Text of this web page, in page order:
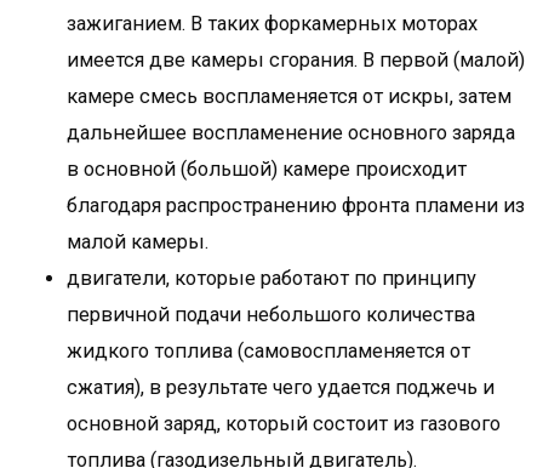
зажиганием. В таких форкамерных моторах
имеется две камеры сгорания. В первой (малой)
камере смесь воспламеняется от искры, затем
дальнейшее воспламенение основного заряда
в основной (большой) камере происходит
благодаря распространению фронта пламени из
малой камеры.
двигатели, которые работают по принципу
первичной подачи небольшого количества
жидкого топлива (самовоспламеняется от
сжатия), в результате чего удается поджечь и
основной заряд, который состоит из газового
топлива (газодизельный двигатель).